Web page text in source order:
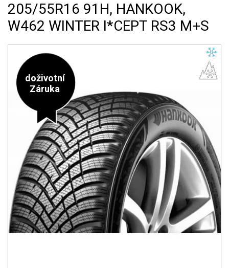
205/55R16 91H, HANKOOK,
W462 WINTER I*CEPT RS3 M+S
doživotní
Záruka